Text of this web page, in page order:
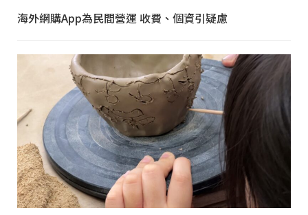
海外網購App為民間營運 收費、個資引疑慮